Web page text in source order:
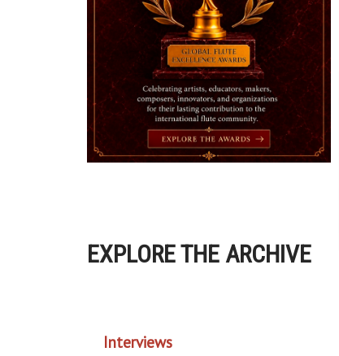
EXPLORE THE ARCHIVE
Interviews